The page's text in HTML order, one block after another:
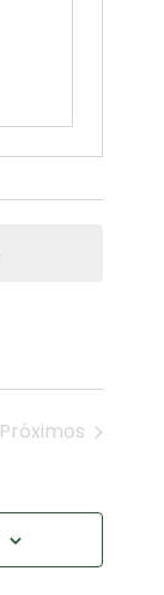
Próximos